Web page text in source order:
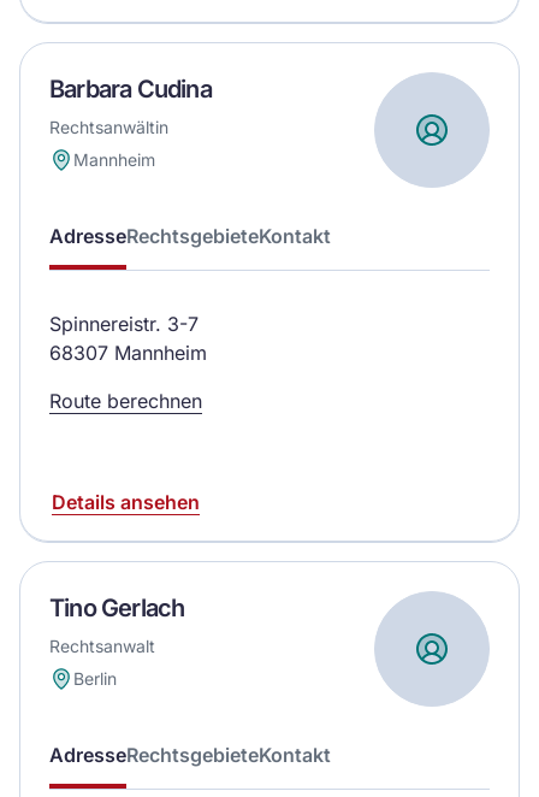
Barbara Cudina
Rechtsanwältin
Mannheim
AdresseRechtsgebieteKontakt
Spinnereistr. 3-7
68307 Mannheim
Route berechnen
Details ansehen
Tino Gerlach
Rechtsanwalt
Berlin
AdresseRechtsgebieteKontakt